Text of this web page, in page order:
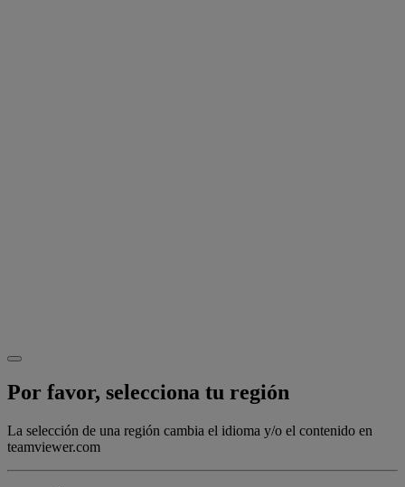
Por favor, selecciona tu región
La selección de una región cambia el idioma y/o el contenido en
teamviewer.com